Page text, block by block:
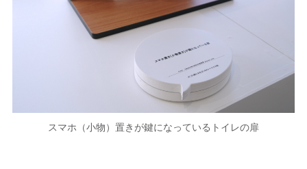
スマホ（小物）置きが鍵になっているトイレの扉